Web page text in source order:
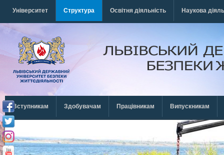
Університет
Структура Освітня діяльність Наукова
Вступникам Здобувачам Працівникам Випускникам